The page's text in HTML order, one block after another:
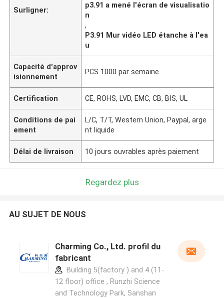
Surligner:
p3.91 a mené l'écran de visualisatio
n
,
P3.91 Mur vidéo LED étanche à l'ea
u
Capacité d'approv
isionnement
PCS 1000 par semaine
Certification CE, ROHS, LVD, EMC, CB, BIS, UL
Conditions de pai
ement
L/C, T/T, Western Union, Paypal, arge
nt liquide
Délai de livraison 10 jours ouvrables après paiement
Regardez plus
AU SUJET DE NOUS
Charming Co., Ltd. profil du
fabricant
Building 5(factory ) and 4 (11-
12 floor) office , Runzhi Science
and Technology Park, Sanshan